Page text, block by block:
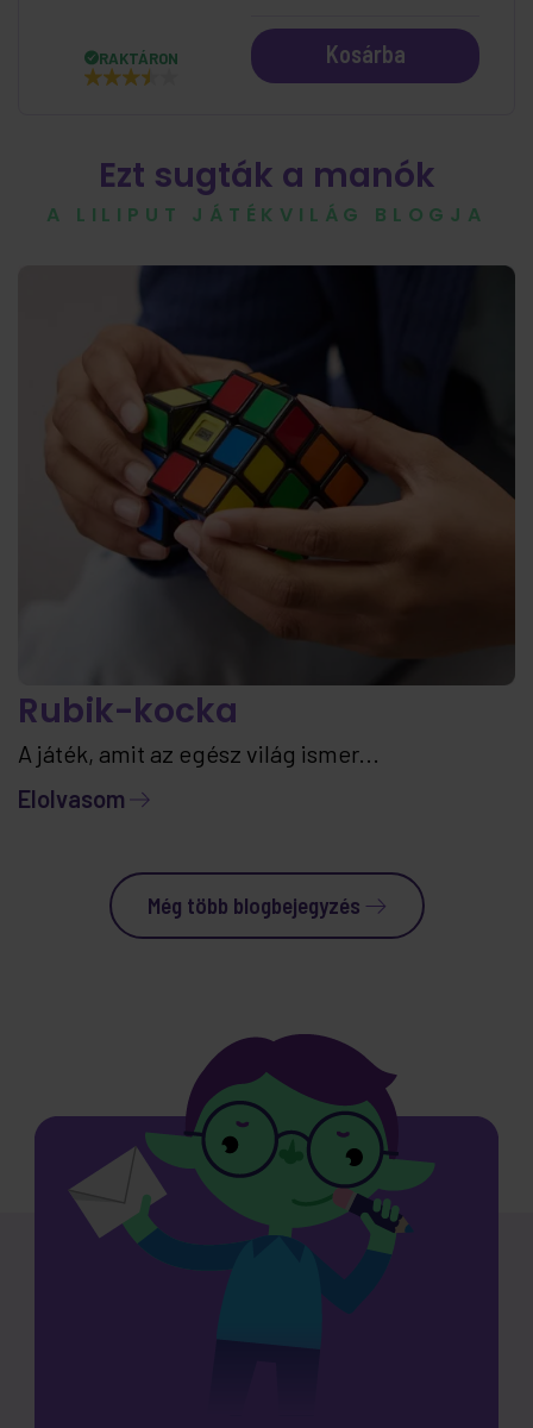
RAKTÁRON Kosárba
Ezt sugták a manók
A LILIPUT JÁTÉKVILÁG BLOGJA
Rubik-kocka
A játék, amit az egész világ ismer...
Elolvasom
Még több blogbejegyzés